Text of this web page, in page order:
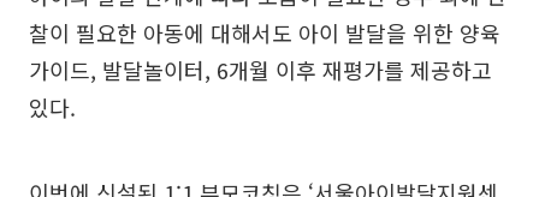
찰이 필요한 아동에 대해서도 아이 발달을 위한 양육
가이드, 발달놀이터, 6개월 이후 재평가를 제공하고
있다.